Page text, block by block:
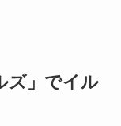
ズ」でイル